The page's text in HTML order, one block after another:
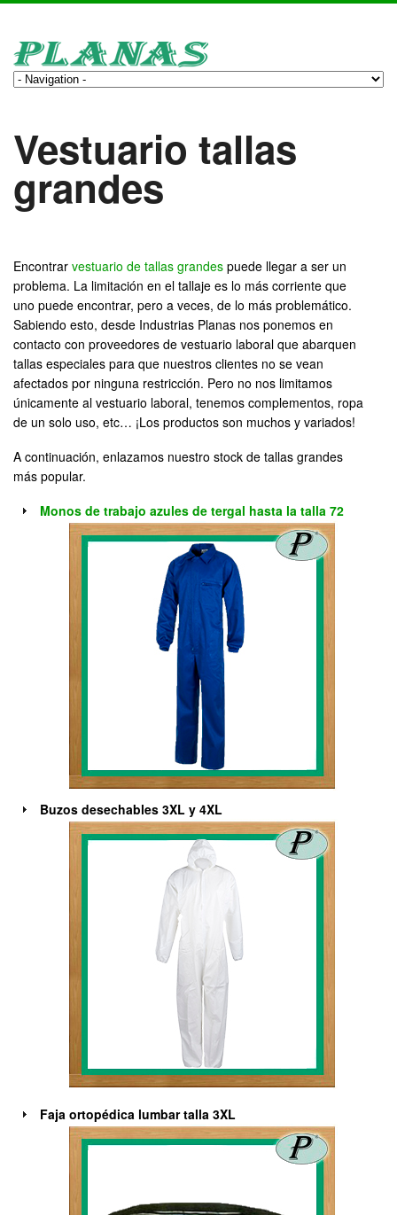
Vestuario tallas
grandes
Encontrar vestuario de tallas grandes puede llegar a ser un
problema. La limitación en el tallaje es lo más corriente que
uno puede encontrar, pero a veces, de lo más problemático.
Sabiendo esto, desde Industrias Planas nos ponemos en
contacto con proveedores de vestuario laboral que abarquen
tallas especiales para que nuestros clientes no se vean
afectados por ninguna restricción. Pero no nos limitamos
únicamente al vestuario laboral, tenemos complementos, ropa
de un solo uso, etc… ¡Los productos son muchos y variados!
A continuación, enlazamos nuestro stock de tallas grandes
más popular.
Monos de trabajo azules de tergal hasta la talla 72
Buzos desechables 3XL y 4XL
Faja ortopédica lumbar talla 3XL